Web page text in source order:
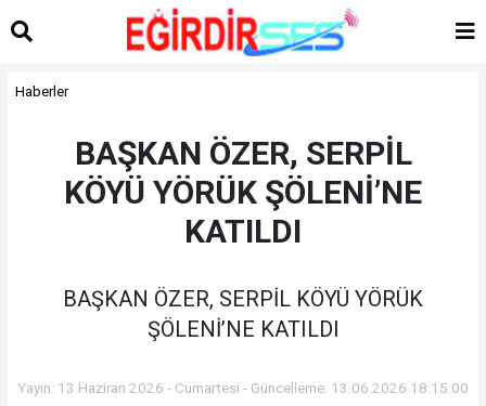
Haberler
BAŞKAN ÖZER, SERPİL
KÖYÜ YÖRÜK ŞÖLENİ’NE
KATILDI
BAŞKAN ÖZER, SERPİL KÖYÜ YÖRÜK
ŞÖLENİ’NE KATILDI
Yayın: 13 Haziran 2026 - Cumartesi - Güncelleme: 13.06.2026 18:15:00